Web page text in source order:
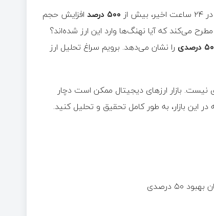
از
افزایش حجم
می‌کند که آیا نهنگ‌ها وارد این ارز شده‌اند؟
۵۰ درصدی
را نشان می‌دهد. برویم سراغ تحلیل ارز
نیست. بازار ارزهای دیجیتال ممکن است دچار
این بازار، به طور کامل تحقیق و تحلیل کنید.